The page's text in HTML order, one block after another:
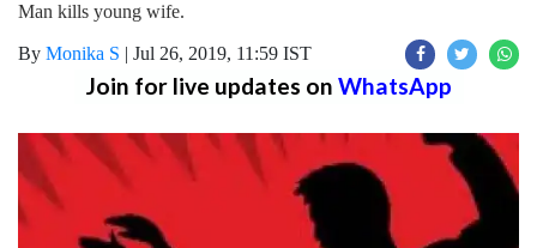
Man kills young wife.
By Monika S | Jul 26, 2019, 11:59 IST
Join for live updates on WhatsApp